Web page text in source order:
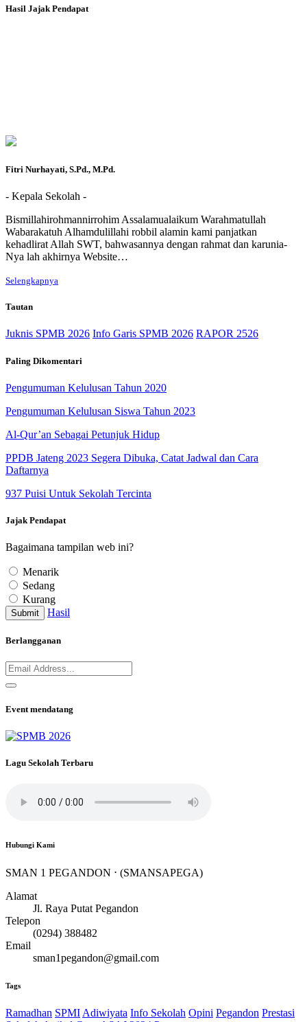
Hasil Jajak Pendapat
Fitri Nurhayati, S.Pd., M.Pd.
- Kepala Sekolah -
Bismillahirohmannirrohim Assalamualaikum Warahmatullah
Wabarakatuh Alhamdulillahi robbil alamin kami panjatkan
kehadlirat Allah SWT, bahwasannya dengan rahmat dan karunia-
Nya lah akhirnya Website…
Selengkapnya
Tautan
Juknis SPMB 2026 Info Garis SPMB 2026 RAPOR 2526
Paling Dikomentari
Pengumuman Kelulusan Tahun 2020
Pengumuman Kelulusan Siswa Tahun 2023
Al-Qur’an Sebagai Petunjuk Hidup
PPDB Jateng 2023 Segera Dibuka, Catat Jadwal dan Cara
Daftarnya
937 Puisi Untuk Sekolah Tercinta
Jajak Pendapat
Bagaimana tampilan web ini?
Menarik
Sedang
Kurang
Submit Hasil
Berlangganan
Event mendatang
Lagu Sekolah Terbaru
Hubungi Kami
SMAN 1 PEGANDON ⋅ (SMANSAPEGA)
Alamat
Jl. Raya Putat Pegandon
Telepon
(0294) 388482
Email
sman1pegandon@gmail.com
Tags
Ramadhan SPMI Adiwiyata Info Sekolah Opini Pegandon Prestasi